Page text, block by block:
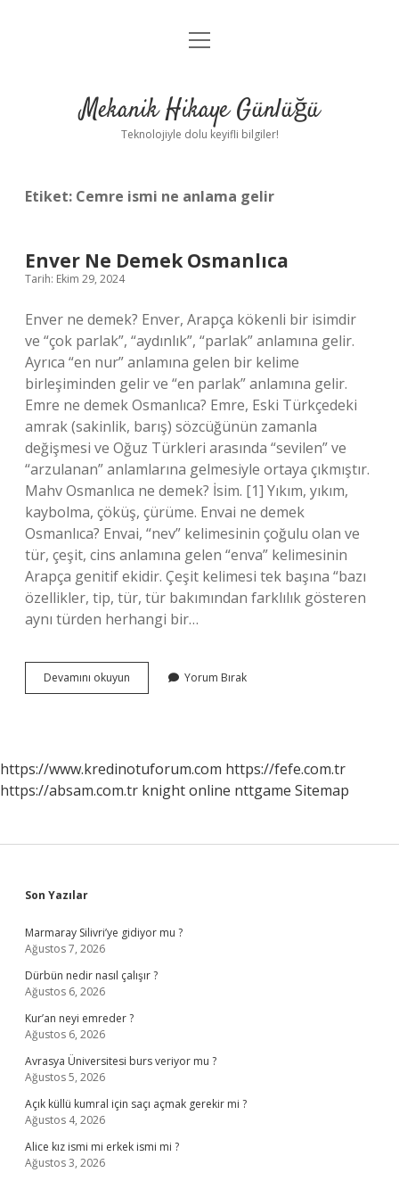
Anasayfa
Yasal Uyarı
menüyü
Mekanik Hikaye Günlüğü
Teknolojiyle dolu keyifli bilgiler!
Etiket: Cemre ismi ne anlama gelir
Enver Ne Demek Osmanlıca
Tarih: Ekim 29, 2024
Enver ne demek? Enver, Arapça kökenli bir isimdir
ve “çok parlak”, “aydınlık”, “parlak” anlamına gelir.
Ayrıca “en nur” anlamına gelen bir kelime
birleşiminden gelir ve “en parlak” anlamına gelir.
Emre ne demek Osmanlıca? Emre, Eski Türkçedeki
amrak (sakinlik, barış) sözcüğünün zamanla
değişmesi ve Oğuz Türkleri arasında “sevilen” ve
“arzulanan” anlamlarına gelmesiyle ortaya çıkmıştır.
Mahv Osmanlıca ne demek? İsim. [1] Yıkım, yıkım,
kaybolma, çöküş, çürüme. Envai ne demek
Osmanlıca? Envai, “nev” kelimesinin çoğulu olan ve
tür, çeşit, cins anlamına gelen “enva” kelimesinin
Arapça genitif ekidir. Çeşit kelimesi tek başına “bazı
özellikler, tip, tür, tür bakımından farklılık gösteren
aynı türden herhangi bir…
Devamını okuyun
Ne
Yorum Bırak
https://www.kredinotuforum.com https://fefe.com.tr
https://absam.com.tr knight online nttgame Sitemap
Sidebar
Son Yazılar
Marmaray Silivri’ye gidiyor mu ?
Ağustos 7, 2026
Dürbün nedir nasıl çalışır ?
Ağustos 6, 2026
Kur’an neyi emreder ?
Ağustos 6, 2026
Avrasya Üniversitesi burs veriyor mu ?
Ağustos 5, 2026
Açık küllü kumral için saçı açmak gerekir mi ?
Ağustos 4, 2026
Alice kız ismi mi erkek ismi mi ?
Ağustos 3, 2026